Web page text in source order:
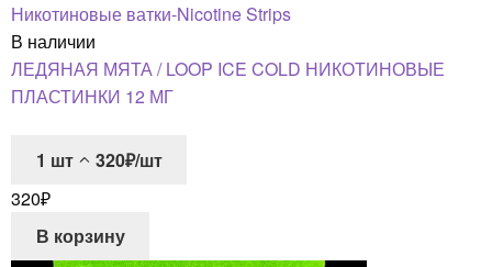
Никотиновые ватки-Nicotine Strips
В наличии
ЛЕДЯНАЯ МЯТА / LOOP ICE COLD НИКОТИНОВЫЕ
ПЛАСТИНКИ 12 МГ
1 шт
320₽/шт
320₽
В корзину